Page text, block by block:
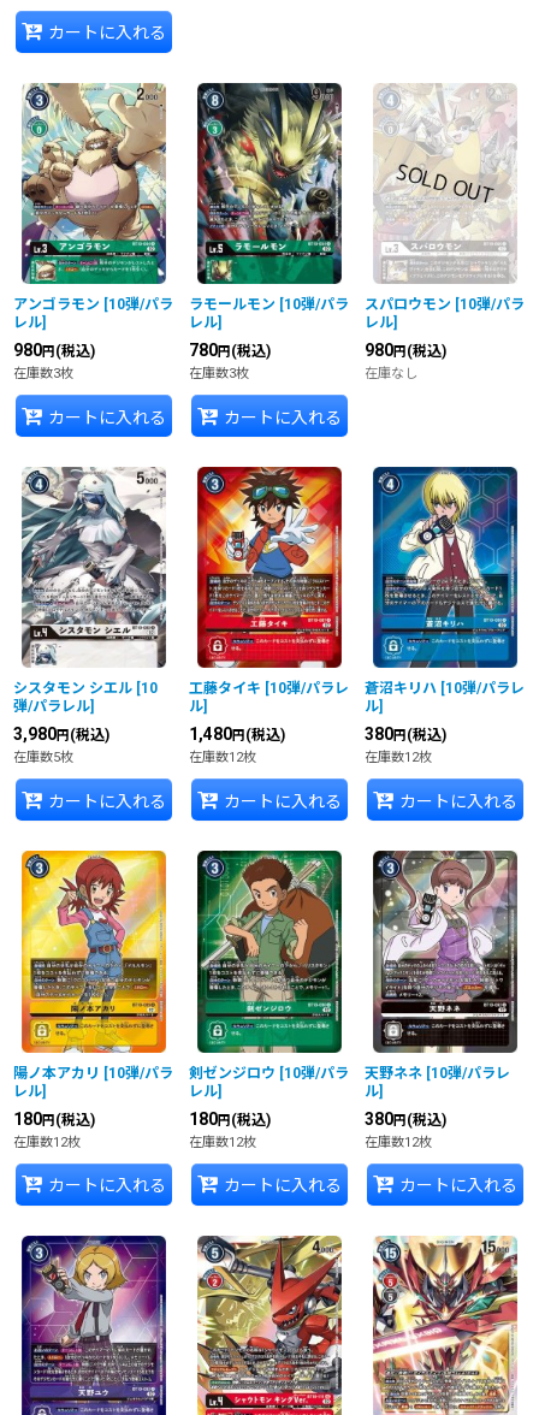
カートに入れる
アンゴラモン [10弾/パラ
レル]
980円 (税込)
在庫数3枚
カートに入れる
ラモールモン [10弾/パラ
レル]
780円 (税込)
在庫数3枚
カートに入れる
スパロウモン [10弾/パラ
レル]
980円 (税込)
在庫なし
シスタモン シエル [10
弾/パラレル]
3,980円 (税込)
在庫数5枚
カートに入れる
工藤タイキ [10弾/パラレ
ル]
1,480円 (税込)
在庫数12枚
カートに入れる
蒼沼キリハ [10弾/パラレ
ル]
380円 (税込)
在庫数12枚
カートに入れる
陽ノ本アカリ [10弾/パラ
レル]
180円 (税込)
在庫数12枚
カートに入れる
剣ゼンジロウ [10弾/パラ
レル]
180円 (税込)
在庫数12枚
カートに入れる
天野ネネ [10弾/パラレ
ル]
380円 (税込)
在庫数12枚
カートに入れる